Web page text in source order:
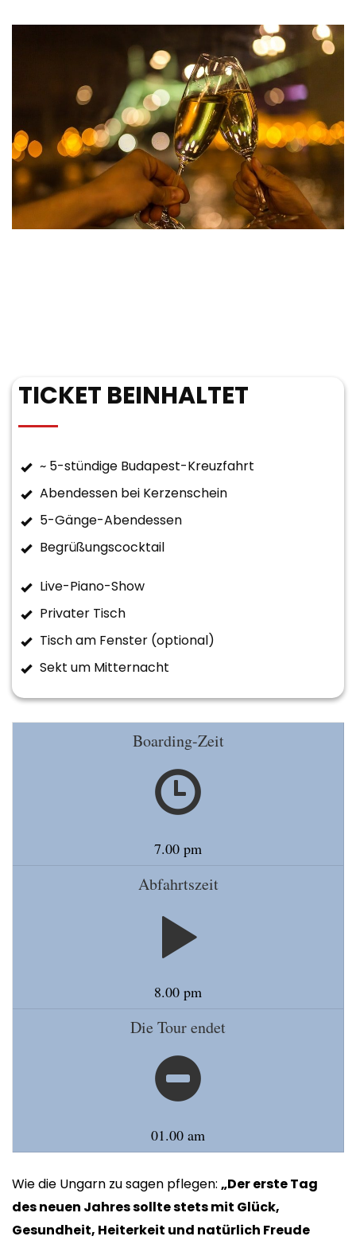
TICKET BEINHALTET
~ 5-stündige Budapest-Kreuzfahrt
Abendessen bei Kerzenschein
5-Gänge-Abendessen
Begrüßungscocktail
Live-Piano-Show
Privater Tisch
Tisch am Fenster (optional)
Sekt um Mitternacht
Boarding-Zeit
7.00 pm
Abfahrtszeit
8.00 pm
Die Tour endet
01.00 am
Wie die Ungarn zu sagen pflegen: „Der erste Tag
des neuen Jahres sollte stets mit Glück,
Gesundheit, Heiterkeit und natürlich Freude